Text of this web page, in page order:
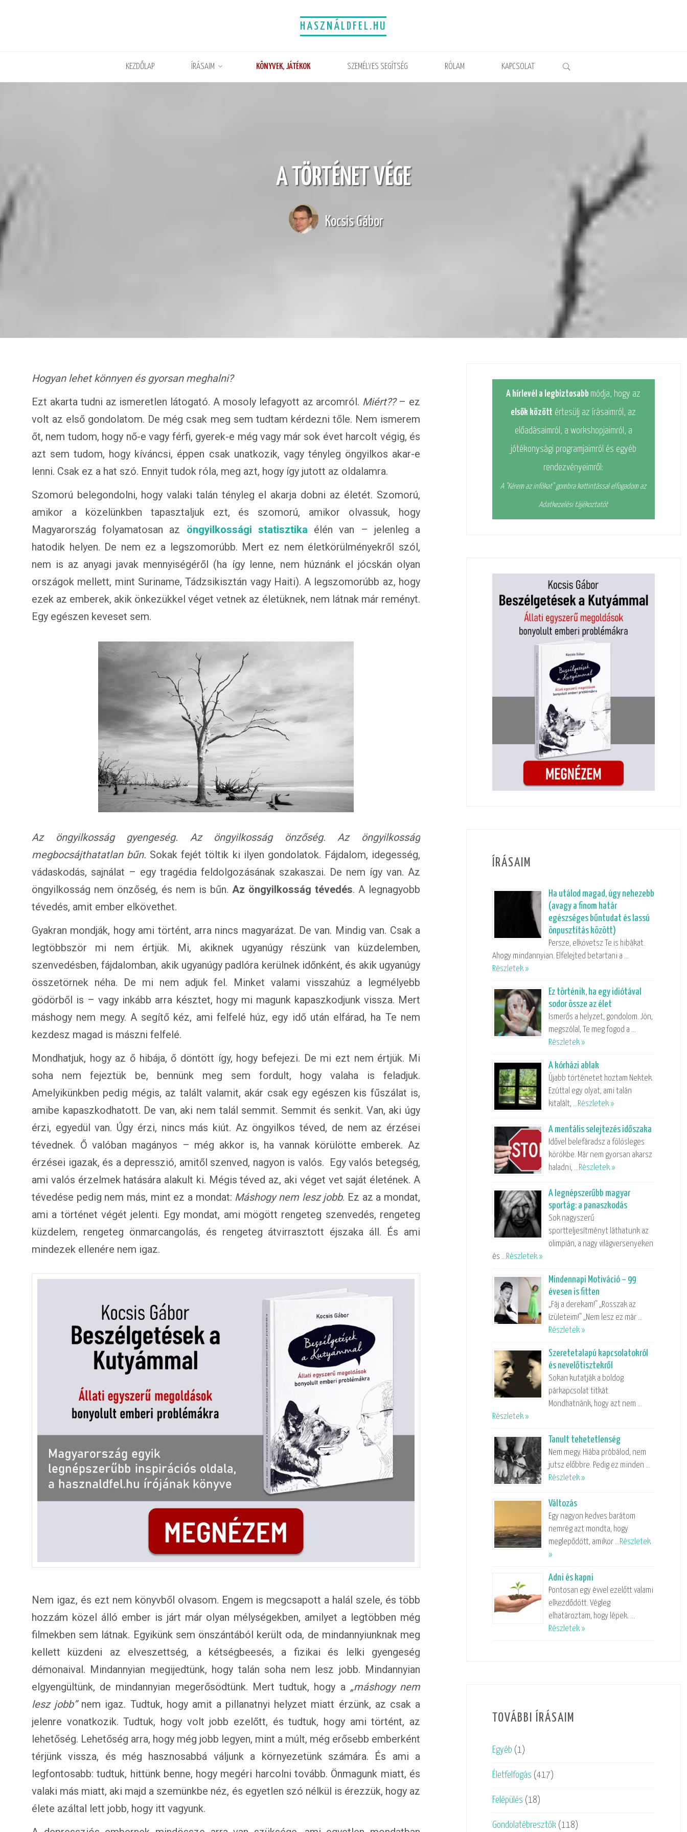
HASZNÁLDFEL.HU
KEZDŐLAP ÍRÁSAIM KÖNYVEK, JÁTÉKOK SZEMÉLYES SEGÍTSÉG RÓLAM KAPCSOLAT
A TÖRTÉNET VÉGE
Kocsis Gábor
Hogyan lehet könnyen és gyorsan meghalni?
Ezt akarta tudni az ismeretlen látogató. A mosoly lefagyott az arcomról. Miért??– ez
volt az első gondolatom. De még csak meg sem tudtam kérdezni tőle. Nem ismerem
őt, nem tudom, hogy nő-e vagy férfi, gyerek-e még vagy már sok évet harcolt végig, és
azt sem tudom, hogy kíváncsi, éppen csak unatkozik, vagy tényleg öngyilkos akar-e
lenni. Csak ez a hat szó. Ennyit tudok róla, meg azt, hogy így jutott az oldalamra.
Szomorú belegondolni, hogy valaki talán tényleg el akarja dobni az életét. Szomorú,
amikor a közelünkben tapasztaljuk ezt, és szomorú, amikor olvassuk, hogy
Magyarország folyamatosan az öngyilkossági statisztika élén van – jelenleg a
hatodik helyen. De nem ez a legszomorúbb. Mert ez nem életkörülményekről szól,
nem is az anyagi javak mennyiségéről (ha így lenne, nem húznánk el jócskán olyan
országok mellett, mint Suriname, Tádzsikisztán vagy Haiti). A legszomorúbb az, hogy
ezek az emberek, akik önkezükkel véget vetnek az életüknek, nem látnak már reményt.
Egy egészen keveset sem.
Az öngyilkosság gyengeség. Az öngyilkosság önzőség. Az öngyilkosság
megbocsájthatatlan bűn. Sokak fejét töltik ki ilyen gondolatok. Fájdalom, idegesség,
vádaskodás, sajnálat – egy tragédia feldolgozásának szakaszai. De nem így van. Az
öngyilkosság nem önzőség, és nem is bűn. Az öngyilkosság tévedés. A legnagyobb
tévedés, amit ember elkövethet.
Gyakran mondják, hogy ami történt, arra nincs magyarázat. De van. Mindig van. Csak a
legtöbbször mi nem értjük. Mi, akiknek ugyanúgy részünk van küzdelemben,
szenvedésben, fájdalomban, akik ugyanúgy padlóra kerülnek időnként, és akik ugyanúgy
összetörnek néha. De mi nem adjuk fel. Minket valami visszahúz a legmélyebb
gödörből is – vagy inkább arra késztet, hogy mi magunk kapaszkodjunk vissza. Mert
máshogy nem megy. A segítő kéz, ami felfelé húz, egy idő után elfárad, ha Te nem
kezdesz magad is mászni felfelé.
Mondhatjuk, hogy az ő hibája, ő döntött így, hogy befejezi. De mi ezt nem értjük. Mi
soha nem fejeztük be, bennünk meg sem fordult, hogy valaha is feladjuk.
Amelyikünkben pedig mégis, az talált valamit, akár csak egy egészen kis fűszálat is,
amibe kapaszkodhatott. De van, aki nem talál semmit. Semmit és senkit. Van, aki úgy
érzi, egyedül van. Úgy érzi, nincs más kiút. Az öngyilkos téved, de nem az érzései
tévednek. Ő valóban magányos – még akkor is, ha vannak körülötte emberek. Az
érzései igazak, és a depresszió, amitől szenved, nagyon is valós. Egy valós betegség,
ami valós érzelmek hatására alakult ki. Mégis téved az, aki véget vet saját életének. A
tévedése pedig nem más, mint ez a mondat: Máshogy nem lesz jobb. Ez az a mondat,
ami a történet végét jelenti. Egy mondat, ami mögött rengeteg szenvedés, rengeteg
küzdelem, rengeteg önmarcangolás, és rengeteg átvirrasztott éjszaka áll. És ami
mindezek ellenére nem igaz.
Nem igaz, és ezt nem könyvből olvasom. Engem is megcsapott a halál szele, és több
hozzám közel álló ember is járt már olyan mélységekben, amilyet a legtöbben még
filmekben sem látnak. Egyikünk sem önszántából került oda, de mindannyiunknak meg
kellett küzdeni az elveszettség, a kétségbeesés, a fizikai és lelki gyengeség
démonaival. Mindannyian megijedtünk, hogy talán soha nem lesz jobb. Mindannyian
elgyengültünk, de mindannyian megerősödtünk. Mert tudtuk, hogy a „máshogy nem
lesz jobb”nem igaz. Tudtuk, hogy amit a pillanatnyi helyzet miatt érzünk, az csak a
jelenre vonatkozik. Tudtuk, hogy volt jobb ezelőtt, és tudtuk, hogy ami történt, az
lehetőség. Lehetőség arra, hogy még jobb legyen, mint a múlt, még erősebb emberként
térjünk vissza, és még hasznosabbá váljunk a környezetünk számára. És ami a
legfontosabb: tudtuk, hittünk benne, hogy megéri harcolni tovább. Önmagunk miatt, és
valaki más miatt, aki majd a szemünkbe néz, és egyetlen szó nélkül is érezzük, hogy az
élete azáltal lett jobb, hogy itt vagyunk.
A hírlevél a legbiztosabb módja, hogy az
elsők között értesülj az írásaimról, az
előadásaimról, a workshopjaimról, a
jótékonysági programjaimról és egyéb
rendezvényeimről:
A "Kérem az infókat" gombra kattintással elfogadom az
Adatkezelési tájékoztatót
ÍRÁSAIM
Ha utálod magad, úgy nehezebb
(avagy a finom határ
egészséges bűntudat és lassú
önpusztítás között)
Persze, elkövetsz Te is hibákat.
Ahogy mindannyian. Elfelejted betartani a …
Részletek »
Ez történik, ha egy idiótával
sodor össze az élet
Ismerős a helyzet, gondolom. Jön,
megszólal, Te meg fogod a …
Részletek »
A kórházi ablak
Újabb történetet hoztam Nektek.
Ezúttal egy olyat, ami talán
kitalált, …Részletek »
A mentális selejtezés időszaka
Idővel belefáradsz a fölösleges
körökbe. Már nem gyorsan akarsz
haladni, …Részletek »
A legnépszerűbb magyar
sportág: a panaszkodás
Sok nagyszerű
sportteljesítményt láthatunk az
olimpián, a nagy világversenyeken
és …Részletek »
Mindennapi Motiváció – 99
évesen is fitten
„Fáj a derekam!” „Rosszak az
ízületeim!” „Nem lesz ez már …
Részletek »
Szeretetalapú kapcsolatokról
és nevelőtisztekről
Sokan kutatják a boldog
párkapcsolat titkát.
Mondhatnánk, hogy azt nem …
Részletek »
Tanult tehetetlenség
Nem megy. Hiába próbálod, nem
jutsz előbbre. Pedig ez minden …
Részletek »
Változás
Egy nagyon kedves barátom
nemrég azt mondta, hogy
meglepődött, amikor …Részletek
»
Adni és kapni
Pontosan egy évvel ezelőtt valami
elkezdődött. Végleg
elhatároztam, hogy lépek. …
Részletek »
TOVÁBBI ÍRÁSAIM
Egyéb (1)
Életfelfogás (417)
Felépülés (18)
Gondolatébresztők (118)